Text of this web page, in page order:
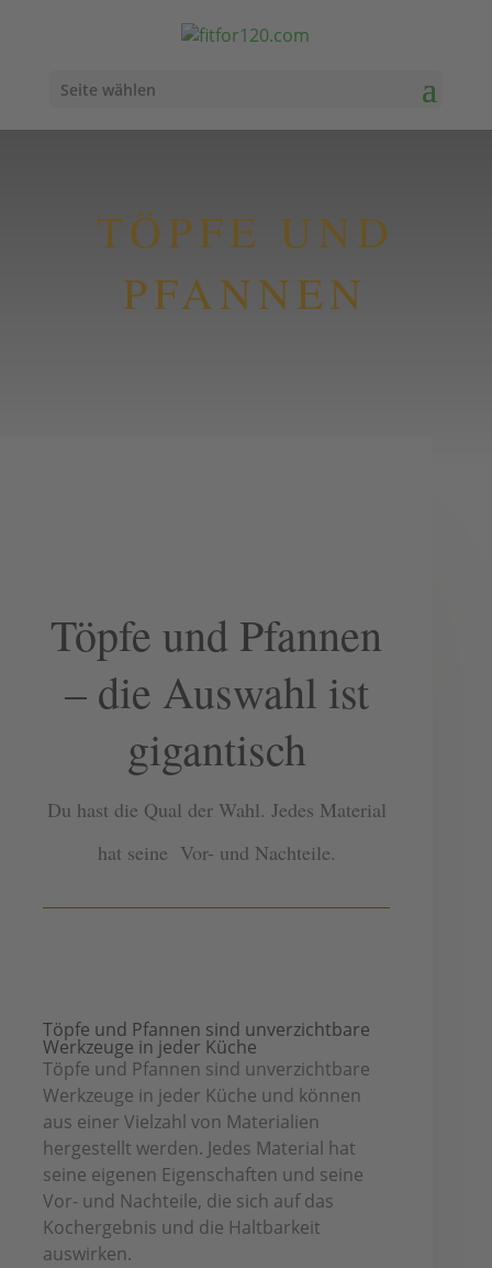
Seite wählen
TÖPFE UND
PFANNEN
Töpfe und Pfannen
– die Auswahl ist
gigantisch
Du hast die Qual der Wahl. Jedes Material
hat seine Vor- und Nachteile.
Töpfe und Pfannen sind unverzichtbare
Werkzeuge in jeder Küche
Töpfe und Pfannen sind unverzichtbare
Werkzeuge in jeder Küche und können
aus einer Vielzahl von Materialien
hergestellt werden. Jedes Material hat
seine eigenen Eigenschaften und seine
Vor- und Nachteile, die sich auf das
Kochergebnis und die Haltbarkeit
auswirken.